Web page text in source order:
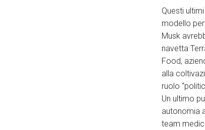
Questi
modello
Musk
navetta
Food,
alla
ruolo
Un ultimo
autonomia
team